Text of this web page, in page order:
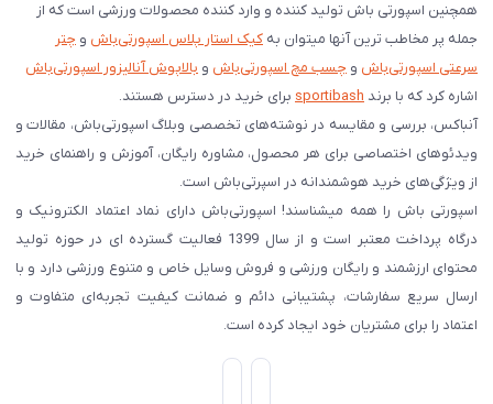
همچنین اسپورتی باش تولید کننده و وارد کننده محصولات ورزشی است که از
جمله پر مخاطب ترین آنها میتوان به کیک استار پلاس اسپورتی‌باش و چتر
سرعتی اسپورتی‌باش و چسب مچ اسپورتی‌باش و بالاپوش آنالیزور اسپورتی‌باش
اشاره کرد که با برند sportibash برای خرید در دسترس هستند.
آنباکس، بررسی‌ و مقایسه در نوشته‌های تخصصی وبلاگ اسپورتی‌باش، مقالات و
ویدئوهای اختصاصی برای هر محصول، مشاوره رایگان، آموزش و راهنمای خرید
از ویژگی‌های خرید هوشمندانه در اسپرتی‌باش است.
اسپورتی‌ باش را همه میشناسند! اسپورتی‌باش دارای نماد اعتماد الکترونیک و
درگاه پرداخت معتبر است و از سال 1399 فعالیت گسترده ای در حوزه تولید
محتوای ارزشمند و رایگان ورزشی و فروش وسایل خاص و متنوع ورزشی دارد و با
ارسال سریع سفارشات، پشتیبانی دائم و ضمانت کیفیت تجربه‌ای متفاوت و
اعتماد را برای مشتریان خود ایجاد کرده است.